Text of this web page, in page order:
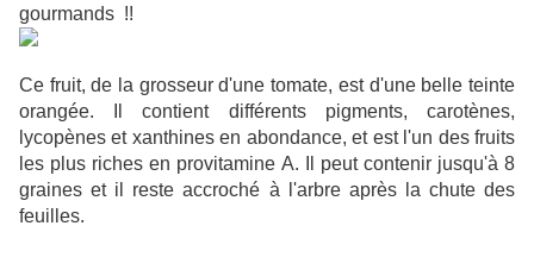
gourmands !!
Ce fruit, de la grosseur d'une tomate, est d'une belle teinte
orangée. Il contient différents pigments, carotènes,
lycopènes et xanthines en abondance, et est l'un des fruits
les plus riches en provitamine A. Il peut contenir jusqu'à 8
graines et il reste accroché à l'arbre après la chute des
feuilles.